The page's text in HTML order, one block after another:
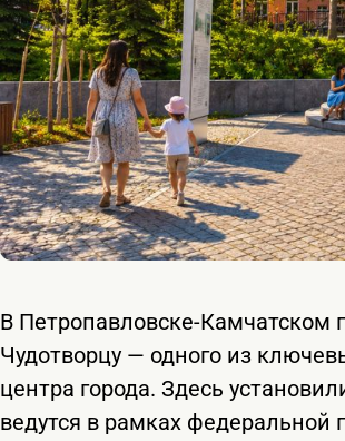
В Петропавловске-Камчатском
Чудотворцу — одного из
центра города. Здесь
ведутся в рамках